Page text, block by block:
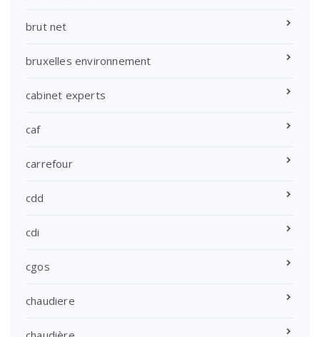
brut net
bruxelles environnement
cabinet experts
caf
carrefour
cdd
cdi
cgos
chaudiere